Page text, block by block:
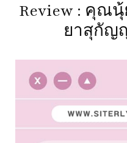
Review : คุณ
ยาสุกัญ